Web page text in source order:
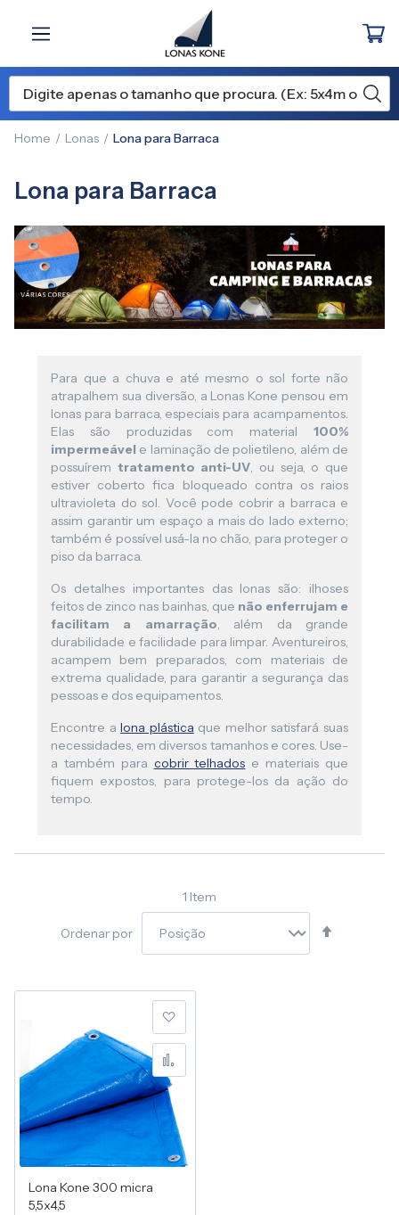
Home Lonas Lona para Barraca
Lona para Barraca
Para que a chuva e até mesmo o sol forte não
atrapalhem sua diversão, a Lonas Kone pensou em
lonas para barraca, especiais para acampamentos.
Elas são produzidas com material 100%
impermeável e laminação de polietileno, além de
possuírem tratamento anti-UV, ou seja, o que
estiver coberto fica bloqueado contra os raios
ultravioleta do sol. Você pode cobrir a barraca e
assim garantir um espaço a mais do lado externo;
também é possível usá-la no chão, para proteger o
piso da barraca.
Os detalhes importantes das lonas são: ilhoses
feitos de zinco nas bainhas, que não enferrujam e
facilitam a amarração, além da grande
durabilidade e facilidade para limpar. Aventureiros,
acampem bem preparados, com materiais de
extrema qualidade, para garantir a segurança das
pessoas e dos equipamentos.
Encontre alona plástica que melhor satisfará suas
necessidades, em diversos tamanhos e cores. Use-
a também para cobrir telhados e materiais que
fiquem expostos, para protege-los da ação do
tempo.
1 Item
Ordenar por
Lona Kone 300 micra
5,5x4,5
Adicionar à lista de
Adicionar para